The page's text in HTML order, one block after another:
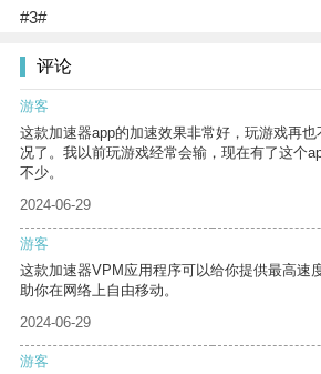
#3#
评论
游客
这款加速器app的加速效果非常好，玩游戏再
况了。我以前玩游戏经常会输，现在有了这个
不少。
2024-06-29
游客
这款加速器VPM应用程序可以给你提供最高速
助你在网络上自由移动。
2024-06-29
游客